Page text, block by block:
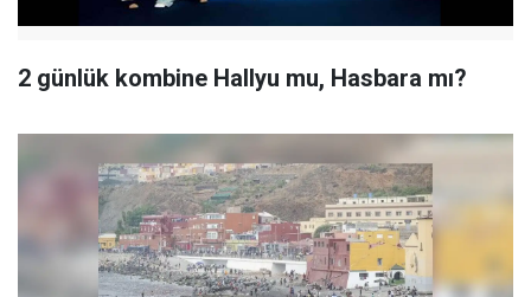
2 günlük kombine Hallyu mu, Hasbara mı?